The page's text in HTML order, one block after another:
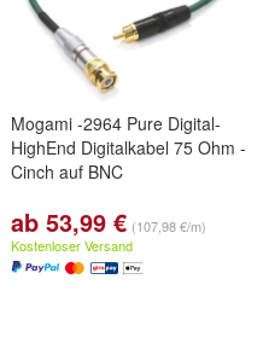
Mogami -2964 Pure Digital-
HighEnd Digitalkabel 75 Ohm -
Cinch auf BNC
ab 53,99 € (107,98 €/m)
Kostenloser Versand